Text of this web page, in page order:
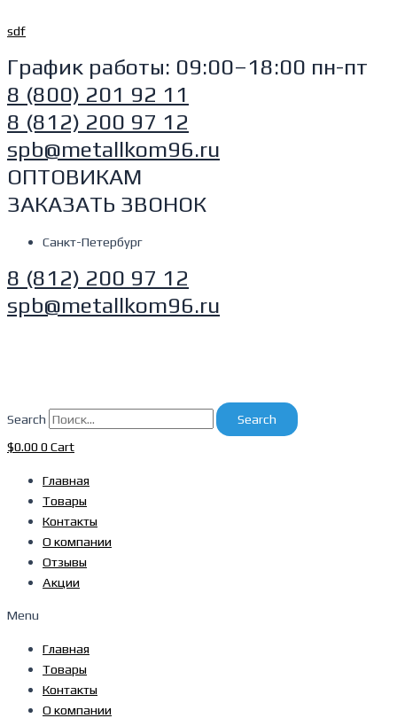
к
содержимому
sdf
График работы: 09:00–18:00 пн-пт
8 (800) 201 92 11
8 (812) 200 97 12
spb@metallkom96.ru
ОПТОВИКАМ
ЗАКАЗАТЬ ЗВОНОК
Санкт-Петербург
8 (812) 200 97 12
spb@metallkom96.ru
Search
Search
$0.00 0 Cart
Главная
Товары
Контакты
О компании
Отзывы
Акции
Menu
Главная
Товары
Контакты
О компании